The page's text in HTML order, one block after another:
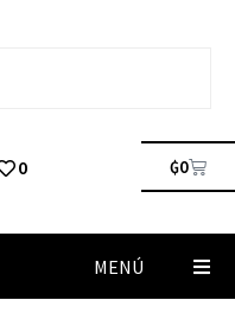
0 ₲0
MENÚ